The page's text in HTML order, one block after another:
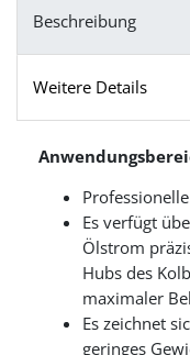
Beschreibung
Weitere Details
Es verfügt
Ölstrom
Hubs des
maximaler
Es zeichnet
geringes